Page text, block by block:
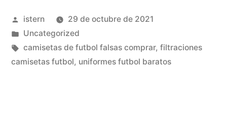
De
2021»
Publicado
por
istern
29 de octubre de 2021
Publicado
en
Uncategorized
Etiquetas:
camisetas de futbol falsas comprar, filtraciones
camisetas futbol, uniformes futbol baratos